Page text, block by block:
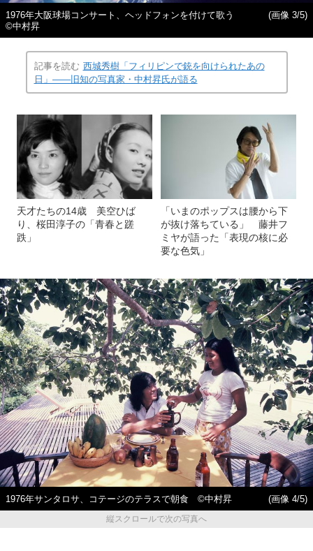
1976年大阪球場コンサート、ヘッドフォンを付けて歌う
©中村昇
(画像 3/5)
記事を読む 西城秀樹「フィリピンで銃を向けられたあの
日」——旧知の写真家・中村昇氏が語る
天才たちの14歳 美空ひば
り、桜田淳子の「青春と蹉
跌」
「いまのポップスは腰から下
が抜け落ちている」 藤井フ
ミヤが語った「表現の核に必
要な色気」
1976年サンタロサ、コテージのテラスで朝食 ©中村昇
(画像 4/5)
縦スクロールで次の写真へ